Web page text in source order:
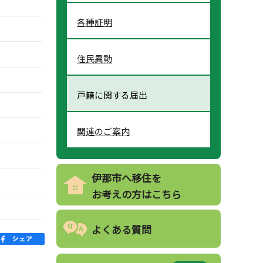
各種証明
住民異動
戸籍に関する届出
関連のご案内
伊那市へ移住を
お考えの方はこちら
よくある質問